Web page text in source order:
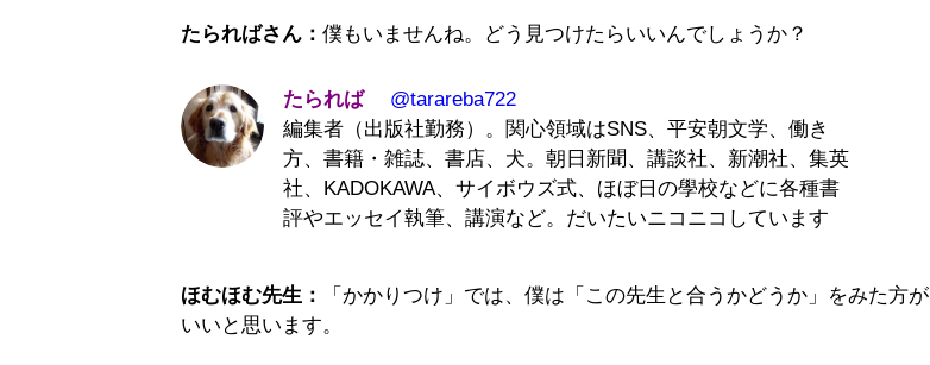
たらればさん： 僕もいませんね。どう見つけたらいいんでしょうか？
たられば
@tarareba722
編集者（出版社勤務）。関心領域はSNS、平安朝文学、働き
方、書籍・雑誌、書店、犬。朝日新聞、講談社、新潮社、集英
社、KADOKAWA、サイボウズ式、ほぼ日の學校などに各種書
評やエッセイ執筆、講演など。だいたいニコニコしています
ほむほむ先生：
「かかりつけ」では、僕は「この先生と合うかどうか」をみた方が
いいと思います。